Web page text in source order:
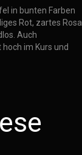
in bunten Farben
Rot, zartes Rosa
Auch
im Kurs und